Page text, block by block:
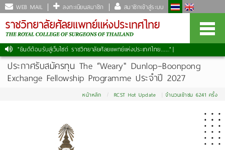
WEB MAIL ลงทะเบียนสมาชิก สมาชิกเข้าสู่ระบบ
"ยินดีต้อนรับสู่เว็บไซต์ ราชวิทยาลัยศัลยแพทย์แห่งประเทศไทย......."
ประกาศรับสมัครทุน The “Weary" Dunlop–Boonpong
Exchange Fellowship Programme ประจำปี 2027
หน้าหลัก RCST Hot Update จำนวนเข้าชม 6241 ครั้ง